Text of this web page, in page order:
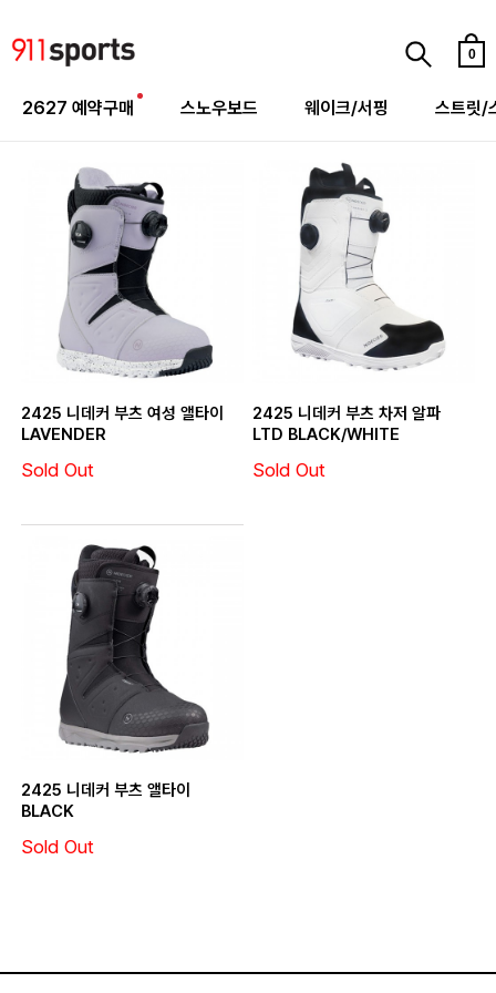
0
2627 예약구매 스노우보드 웨이크/서핑 스트릿/
2425 니데커 부츠 여성 앨타이
LAVENDER
Sold Out
2425 니데커 부츠 차저 알파
LTD BLACK/WHITE
Sold Out
2425 니데커 부츠 앨타이
BLACK
Sold Out